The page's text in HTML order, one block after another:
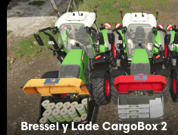
Bressel y Lade CargoBox 2